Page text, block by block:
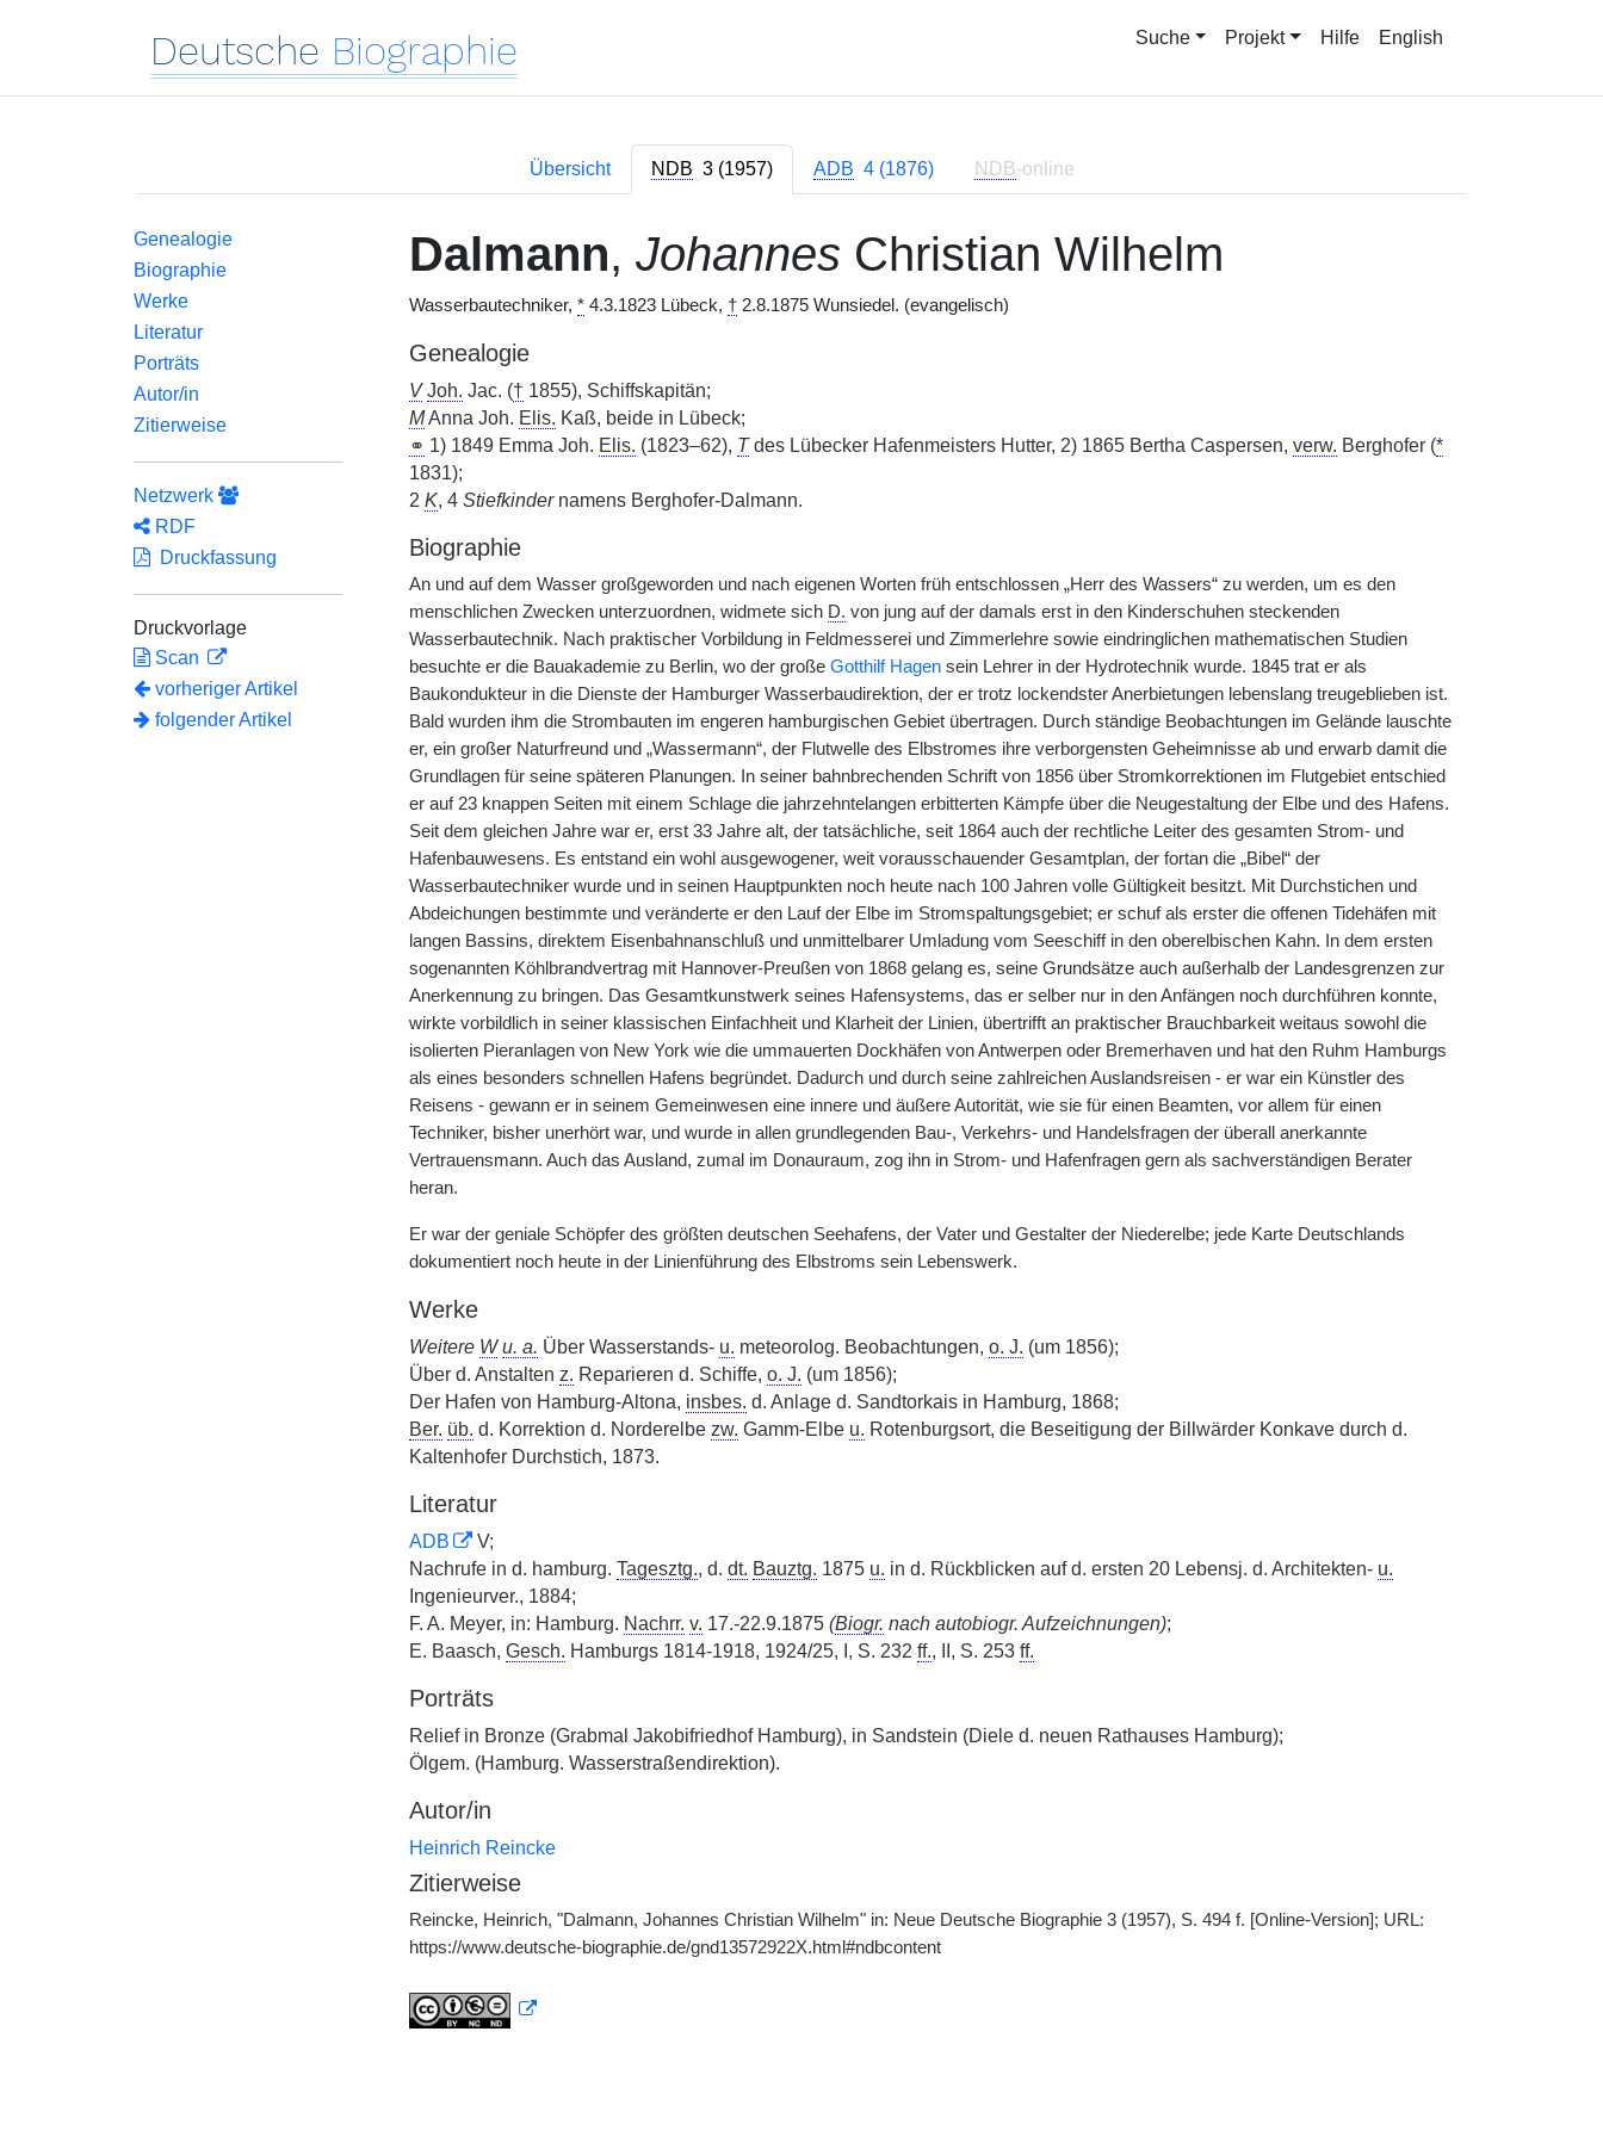
Deutsche Biographie Suche Projekt Hilfe English
Übersicht NDB 3 (1957) ADB 4 (1876) NDB-online
Genealogie
Biographie
Werke
Literatur
Porträts
Autor/in
Zitierweise
Netzwerk
RDF
Druckfassung
Druckvorlage
Scan
vorheriger Artikel
folgender Artikel
Dalmann, Johannes Christian Wilhelm
Wasserbautechniker, *4.3.1823 Lübeck, †2.8.1875 Wunsiedel. (evangelisch)
Genealogie
V Joh. Jac. († 1855), Schiffskapitän;
MAnna Joh. Elis. Kaß, beide in Lübeck;
⚭ 1) 1849 Emma Joh. Elis. (1823–62), Tdes Lübecker Hafenmeisters Hutter, 2) 1865 Bertha Caspersen, verw. Berghofer (*
1831);
2 K, 4 Stiefkindernamens Berghofer-Dalmann.
Biographie
An und auf dem Wasser großgeworden und nach eigenen Worten früh entschlossen „Herr des Wassers“ zu werden, um es den
menschlichen Zwecken unterzuordnen, widmete sich D. von jung auf der damals erst in den Kinderschuhen steckenden
Wasserbautechnik. Nach praktischer Vorbildung in Feldmesserei und Zimmerlehre sowie eindringlichen mathematischen Studien
besuchte er die Bauakademie zu Berlin, wo der große Gotthilf Hagensein Lehrer in der Hydrotechnik wurde. 1845 trat er als
Baukondukteur in die Dienste der Hamburger Wasserbaudirektion, der er trotz lockendster Anerbietungen lebenslang treugeblieben ist.
Bald wurden ihm die Strombauten im engeren hamburgischen Gebiet übertragen. Durch ständige Beobachtungen im Gelände lauschte
er, ein großer Naturfreund und „Wassermann“, der Flutwelle des Elbstromes ihre verborgensten Geheimnisse ab und erwarb damit die
Grundlagen für seine späteren Planungen. In seiner bahnbrechenden Schrift von 1856 über Stromkorrektionen im Flutgebiet entschied
er auf 23 knappen Seiten mit einem Schlage die jahrzehntelangen erbitterten Kämpfe über die Neugestaltung der Elbe und des Hafens.
Seit dem gleichen Jahre war er, erst 33 Jahre alt, der tatsächliche, seit 1864 auch der rechtliche Leiter des gesamten Strom- und
Hafenbauwesens. Es entstand ein wohl ausgewogener, weit vorausschauender Gesamtplan, der fortan die „Bibel“ der
Wasserbautechniker wurde und in seinen Hauptpunkten noch heute nach 100 Jahren volle Gültigkeit besitzt. Mit Durchstichen und
Abdeichungen bestimmte und veränderte er den Lauf der Elbe im Stromspaltungsgebiet; er schuf als erster die offenen Tidehäfen mit
langen Bassins, direktem Eisenbahnanschluß und unmittelbarer Umladung vom Seeschiff in den oberelbischen Kahn. In dem ersten
sogenannten Köhlbrandvertrag mit Hannover-Preußen von 1868 gelang es, seine Grundsätze auch außerhalb der Landesgrenzen zur
Anerkennung zu bringen. Das Gesamtkunstwerk seines Hafensystems, das er selber nur in den Anfängen noch durchführen konnte,
wirkte vorbildlich in seiner klassischen Einfachheit und Klarheit der Linien, übertrifft an praktischer Brauchbarkeit weitaus sowohl die
isolierten Pieranlagen von New York wie die ummauerten Dockhäfen von Antwerpen oder Bremerhaven und hat den Ruhm Hamburgs
als eines besonders schnellen Hafens begründet. Dadurch und durch seine zahlreichen Auslandsreisen - er war ein Künstler des
Reisens - gewann er in seinem Gemeinwesen eine innere und äußere Autorität, wie sie für einen Beamten, vor allem für einen
Techniker, bisher unerhört war, und wurde in allen grundlegenden Bau-, Verkehrs- und Handelsfragen der überall anerkannte
Vertrauensmann. Auch das Ausland, zumal im Donauraum, zog ihn in Strom- und Hafenfragen gern als sachverständigen Berater
heran.
Er war der geniale Schöpfer des größten deutschen Seehafens, der Vater und Gestalter der Niederelbe; jede Karte Deutschlands
dokumentiert noch heute in der Linienführung des Elbstroms sein Lebenswerk.
Werke
Weitere W u. a. Über Wasserstands- u. meteorolog. Beobachtungen, o. J. (um 1856);
Über d. Anstalten z. Reparieren d. Schiffe, o. J. (um 1856);
Der Hafen von Hamburg-Altona, insbes. d. Anlage d. Sandtorkais in Hamburg, 1868;
Ber. üb. d. Korrektion d. Norderelbe zw. Gamm-Elbe u. Rotenburgsort, die Beseitigung der Billwärder Konkave durch d.
Kaltenhofer Durchstich, 1873.
Literatur
ADB
V;
Nachrufe in d. hamburg. Tagesztg., d. dt. Bauztg. 1875 u. in d. Rückblicken auf d. ersten 20 Lebensj. d. Architekten- u.
Ingenieurver., 1884;
F. A. Meyer, in: Hamburg. Nachrr. v. 17.-22.9.1875 (Biogr. nach autobiogr. Aufzeichnungen);
E. Baasch, Gesch. Hamburgs 1814-1918, 1924/25, I, S. 232 ff., II, S. 253 ff.
Porträts
Relief in Bronze (Grabmal Jakobifriedhof Hamburg), in Sandstein (Diele d. neuen Rathauses Hamburg);
Ölgem. (Hamburg. Wasserstraßendirektion).
Autor/in
Heinrich Reincke
Zitierweise
Reincke, Heinrich, "Dalmann, Johannes Christian Wilhelm" in: Neue Deutsche Biographie 3 (1957), S. 494 f. [Online-Version]; URL:
https://www.deutsche-biographie.de/gnd13572922X.html#ndbcontent